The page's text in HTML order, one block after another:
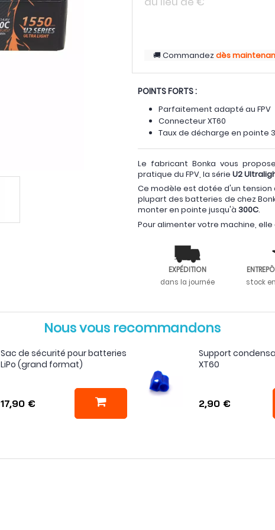
Commandezdès
POINTS FORTS :
Parfaitement adapté au FPV
Connecteur XT60
Taux de décharge en pointe
Le fabricant Bonka vous
pratique du FPV, la série U2
Ce modèle est dotée d'un tension
plupart des batteries de chez
monter en pointe jusqu'à 300C.
Pour alimenter votre machine, elle
EXPÉDITION
dans la journée
stock
Nous vous recommandons
Sac de sécurité pour batteries
LiPo (grand format)
17,90 €
Support
XT60
2,90 €